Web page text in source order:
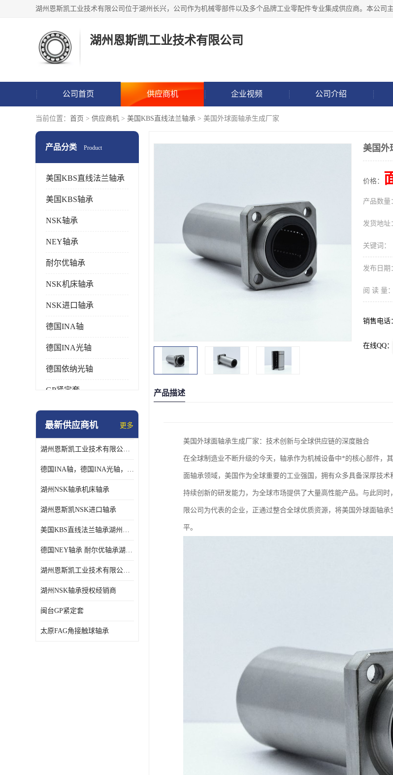
湖州恩斯凯工业技术有限公司
公司首页 供应商机 企业视频 公司介绍
当前位置： 首页 > 供应商机 > 美国KBS直线法兰轴承 > 美国外球面轴承生成厂家
产品分类 Product
美国KBS直线法兰轴承
美国KBS轴承
NSK轴承
NEY轴承
耐尔优轴承
NSK机床轴承
NSK进口轴承
德国INA轴
德国INA光轴
德国依纳光轴
GP紧定套
SKF轴承
日本NSK进口轴承
德国INA进口轴承
最新供应商机 更多
湖州恩斯凯工业技术有限公司 湖州NSK轴承
德国INA轴，德国INA光轴，德国依纳光轴
湖州NSK轴承机床轴承
湖州恩斯凯NSK进口轴承
美国KBS直线法兰轴承湖州KBS轴承
德国NEY轴承 耐尔优轴承湖州代理商
湖州恩斯凯工业技术有限公司NSK轴承*经销商
湖州NSK轴承授权经销商
闽台GP紧定套
太原FAG角接触球轴承
美国外
价格：
产品数量
发货地址
关键词：
发布日期
阅 读 量：
销售电话
在线QQ：
产品描述
美国外球面轴承生成厂家：技术创新与全球供应链的深度融合
在全球制造业不断升级的今天，轴承作为机械设备中*的核心部件，
面轴承领域，美国作为全球重要的工业强国，拥有众多具备深厚技
持续创新的研发能力，为全球市场提供了大量高性能产品。与此同
限公司为代表的企业，正通过整合全球优质资源，将美国外球面轴
平。